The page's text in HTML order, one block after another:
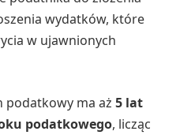
wydatków, które
w ujawnionych
podatkowy ma aż 5 lat
podatkowego, licząc